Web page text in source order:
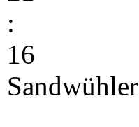
:
16
Sandwühler